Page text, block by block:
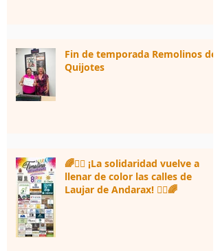
Fin de temporada Remolinos de
Quijotes
🌈🏃‍♀️ ¡La solidaridad vuelve a
llenar de color las calles de
Laujar de Andarax! 🏃‍♂️🌈